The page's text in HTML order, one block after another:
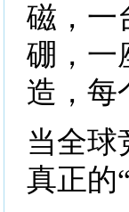
磁，一
硼，一
造，每
当全球
真正的